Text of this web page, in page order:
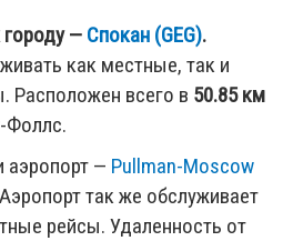
— Спокан (GEG).
как местные, так и
Расположен всего в 50.85 км
Фоллс.
аэропорт — Pullman-Moscow
так же обслуживает
рейсы. Удаленность от